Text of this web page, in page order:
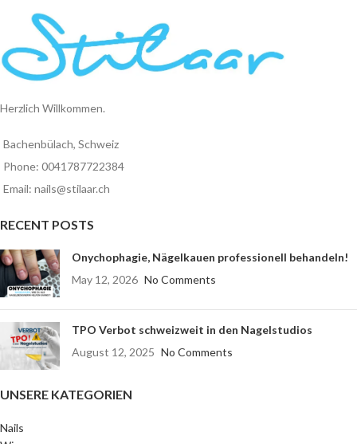
Herzlich Willkommen.
Bachenbülach, Schweiz
Phone: 0041787722384
Email: nails@stilaar.ch
RECENT POSTS
Onychophagie, Nägelkauen professionell behandeln!
May 12, 2026 No Comments
TPO Verbot schweizweit in den Nagelstudios
August 12, 2025 No Comments
UNSERE KATEGORIEN
Nails